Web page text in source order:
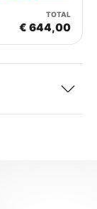
€ 644,00